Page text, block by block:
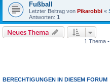
Fußball
Letzter Beitrag von Pikarobbi «
Antworten: 1
Neues Thema
1 Thema
BERECHTIGUNGEN IN DIESEM FORUM